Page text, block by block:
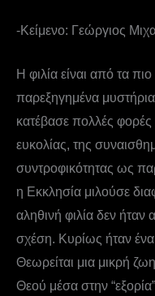
-Κείμενο: Γεώργιος
Η φιλία είναι από τα
παρεξηγημένα
κατέβασε πολλές φορές
ευκολίας, της
συντροφικότητας ως
η Εκκλησία μιλούσε
αληθινή φιλία δεν
σχέση. Κυρίως ήταν
Θεωρείται μια μικρή
Θεού μέσα στην